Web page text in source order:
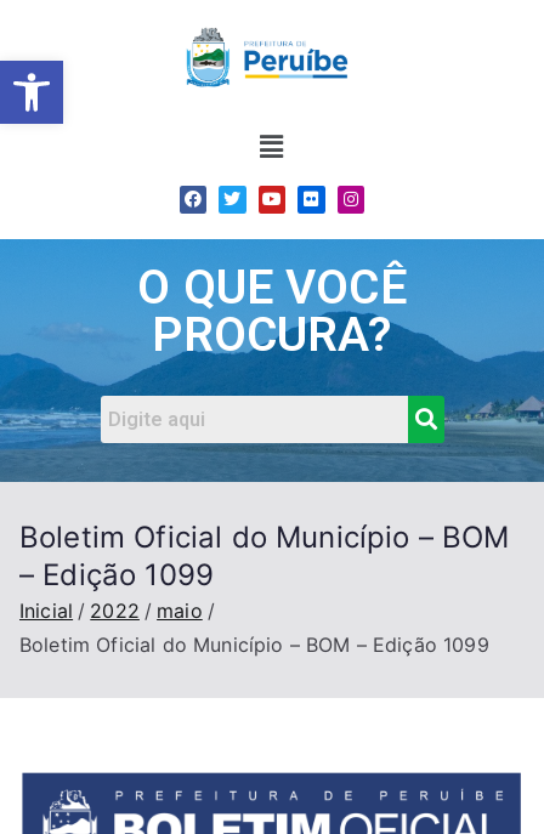
Barra de Ferramentas
O QUE VOCÊ
PROCURA?
Boletim Oficial do Município – BOM
– Edição 1099
Inicial 2022
maio
Boletim Oficial do Município – BOM – Edição 1099